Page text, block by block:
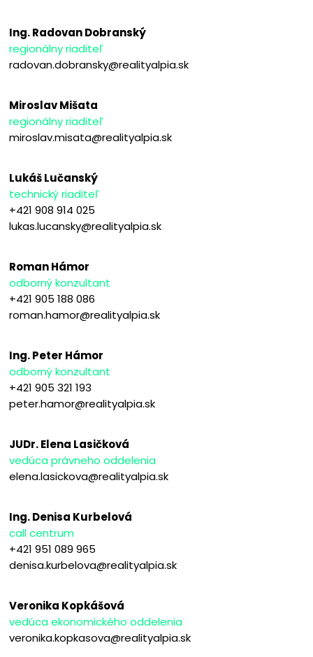
Ing. Radovan Dobranský
regionálny riaditeľ
radovan.dobransky@realityalpia.sk
Miroslav Mišata
regionálny riaditeľ
miroslav.misata@realityalpia.sk
Lukáš Lučanský
technický riaditeľ
+421 908 914 025
lukas.lucansky@realityalpia.sk
Roman Hámor
odborný konzultant
+421 905 188 086
roman.hamor@realityalpia.sk
Ing. Peter Hámor
odborný konzultant
+421 905 321 193
peter.hamor@realityalpia.sk
JUDr. Elena Lasičková
vedúca právneho oddelenia
elena.lasickova@realityalpia.sk
Ing. Denisa Kurbelová
call centrum
+421 951 089 965
denisa.kurbelova@realityalpia.sk
Veronika Kopkášová
vedúca ekonomického oddelenia
veronika.kopkasova@realityalpia.sk